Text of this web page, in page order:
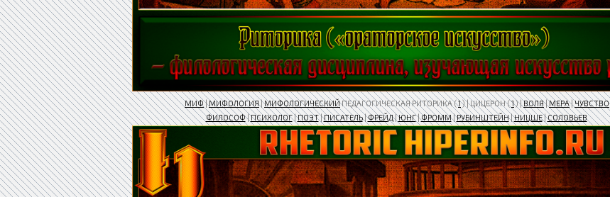
МИФ|МИФОЛОГИЯ|МИФОЛОГИЧЕСКИЙПЕДАГОГИЧЕСКАЯ РИТОРИКА (1) | ЦИЦЕРОН (1) |ВОЛЯ|МЕРА|ЧУВСТВО
ФИЛОСОФ|ПСИХОЛОГ|ПОЭТ|ПИСАТЕЛЬ|​ФРЕЙД|ЮНГ|ФРОММ|РУБИНШТЕЙН|НИЦШЕ|СОЛОВЬЕВ